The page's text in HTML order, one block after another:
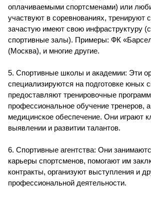
оплачиваемыми спортсменами) или
участвуют в соревнованиях, тренируют
зачастую имеют свою инфраструктуру
спортивные залы). Примеры: ФК
(Москва), и многие другие.
5. Спортивные школы и академии: Эти
специализируются на подготовке юных
предоставляют тренировочные
профессиональное обучение тренеров,
медицинское обеспечение. Они играют
выявлении и развитии талантов.
6. Спортивные агентства: Они
карьеры спортсменов, помогают им
контракты, организуют выступления и
профессиональной деятельности.